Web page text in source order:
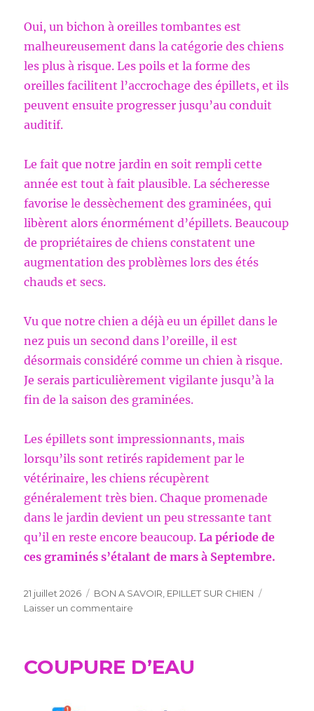
Oui, un bichon à oreilles tombantes est
malheureusement dans la catégorie des chiens
les plus à risque. Les poils et la forme des
oreilles facilitent l’accrochage des épillets, et ils
peuvent ensuite progresser jusqu’au conduit
auditif.
Le fait que notre jardin en soit rempli cette
année est tout à fait plausible. La sécheresse
favorise le dessèchement des graminées, qui
libèrent alors énormément d’épillets. Beaucoup
de propriétaires de chiens constatent une
augmentation des problèmes lors des étés
chauds et secs.
Vu que notre chien a déjà eu un épillet dans le
nez puis un second dans l’oreille, il est
désormais considéré comme un chien à risque.
Je serais particulièrement vigilante jusqu’à la
fin de la saison des graminées.
Les épillets sont impressionnants, mais
lorsqu’ils sont retirés rapidement par le
vétérinaire, les chiens récupèrent
généralement très bien. Chaque promenade
dans le jardin devient un peu stressante tant
qu’il en reste encore beaucoup.La période de
ces graminés s’étalant de mars à Septembre.
Publié
le
21 juillet 2026 Catégories
BON A SAVOIR, EPILLET SUR CHIEN
Laisser un commentaire
CHIEN
COUPURE D’EAU